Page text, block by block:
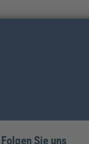
Folgen Sie uns